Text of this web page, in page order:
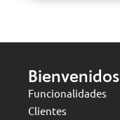
Bienvenidos
Funcionalidades
Clientes